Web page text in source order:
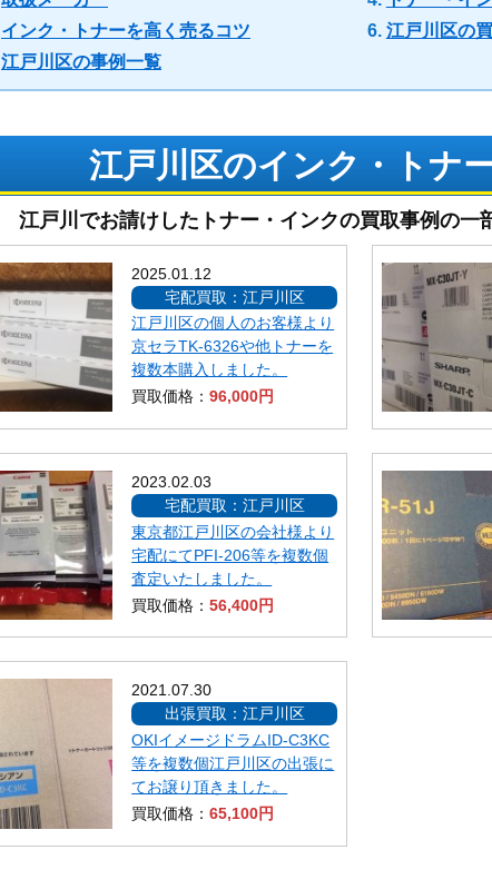
インク・トナーを高く売るコツ
江戸川区の
江戸川区の事例一覧
江戸川区のインク・トナ
江戸川でお請けしたトナー・インクの買取事例の一
2025.01.12
宅配買取：江戸川区
江戸川区の個人のお客様より
京セラTK-6326や他トナーを
複数本購入しました。
買取価格：96,000円
2023.02.03
宅配買取：江戸川区
東京都江戸川区の会社様より
宅配にてPFI-206等を複数個
査定いたしました。
買取価格：56,400円
2021.07.30
出張買取：江戸川区
OKIイメージドラムID-C3KC
等を複数個江戸川区の出張に
てお譲り頂きました。
買取価格：65,100円